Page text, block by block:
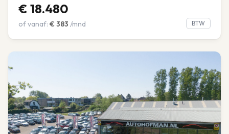
€ 18.480
of vanaf: € 383 /mnd BTW